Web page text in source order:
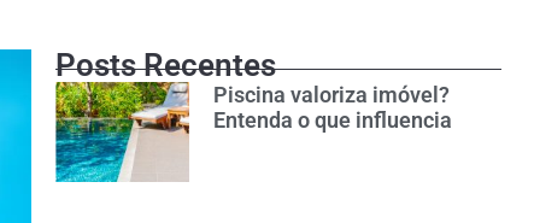
Posts Recentes
Piscina valoriza imóvel?
Entenda o que influencia